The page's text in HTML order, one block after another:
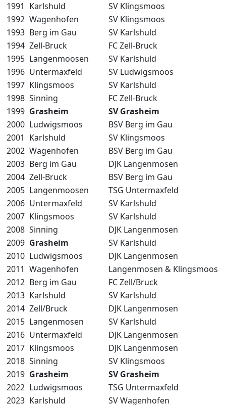
1991 Karlshuld
SV Klingsmoos
1992 Wagenhofen
SV Klingsmoos
1993 Berg im Gau
SV Karlshuld
1994 Zell-Bruck
FC Zell-Bruck
1995 Langenmoosen
SV Karlshuld
1996 Untermaxfeld
SV Ludwigsmoos
1997 Klingsmoos
SV Karlshuld
1998 Sinning
FC Zell-Bruck
1999 Grasheim
SV Grasheim
2000 Ludwigsmoos
BSV Berg im Gau
2001 Karlshuld
SV Klingsmoos
2002 Wagenhofen
BSV Berg im Gau
2003 Berg im Gau
DJK Langenmosen
2004 Zell-Bruck
BSV Berg im Gau
2005 Langenmoosen
TSG Untermaxfeld
2006 Untermaxfeld
SV Karlshuld
2007 Klingsmoos
SV Karlshuld
2008 Sinning
DJK Langenmosen
2009 Grasheim
SV Karlshuld
2010 Ludwigsmoos
DJK Langenmosen
2011 Wagenhofen
Langenmosen & Klingsmoos
2012 Berg im Gau
FC Zell/Bruck
2013 Karlshuld
SV Karlshuld
2014 Zell/Bruck
DJK Langenmosen
2015 Langenmosen
SV Karlshuld
2016 Untermaxfeld
DJK Langenmosen
2017 Klingsmoos
DJK Langenmosen
2018 Sinning
SV Klingsmoos
2019 Grasheim
SV Grasheim
2022 Ludwigsmoos
TSG Untermaxfeld
2023 Karlshuld SV Wagenhofen